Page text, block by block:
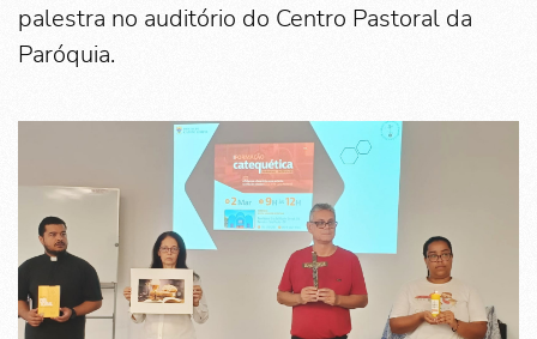
palestra no auditório do Centro Pastoral da
Paróquia.